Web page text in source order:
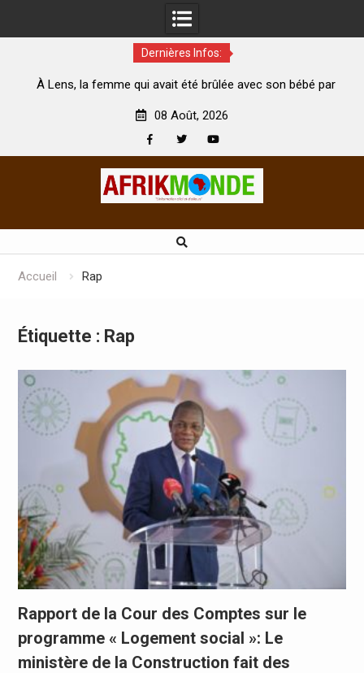
Dernières Infos:
brûlée avec son bébé par
Coopération: Le ministre Indien
08 Août, 2026
Accueil Rap
Étiquette : Rap
Rapport de la Cour des Comptes sur le
programme « Logement social »: Le
ministère de la Construction fait des